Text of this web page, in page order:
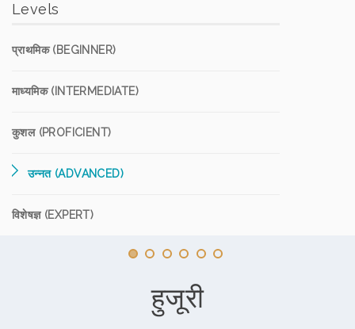
Levels
प्राथमिक (BEGINNER)
माध्यमिक (INTERMEDIATE)
कुशल (PROFICIENT)
उन्नत (ADVANCED)
विशेषज्ञ (EXPERT)
हुजूरी